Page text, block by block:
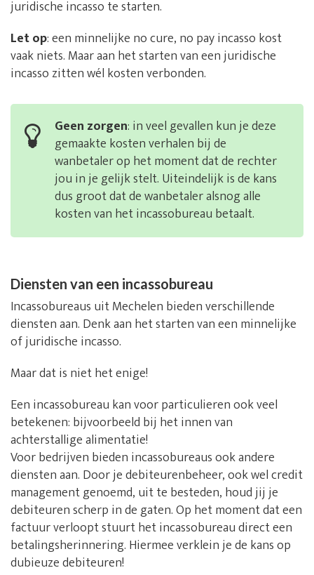
juridische incasso te starten.
Let op: een minnelijke no cure, no pay incasso kost
vaak niets. Maar aan het starten van een juridische
incasso zitten wél kosten verbonden.
Geen zorgen: in veel gevallen kun je deze
gemaakte kosten verhalen bij de
wanbetaler op het moment dat de rechter
jou in je gelijk stelt. Uiteindelijk is de kans
dus groot dat de wanbetaler alsnog alle
kosten van het incassobureau betaalt.
Diensten van een incassobureau
Incassobureaus uit Mechelen bieden verschillende
diensten aan. Denk aan het starten van een minnelijke
of juridische incasso.
Maar dat is niet het enige!
Een incassobureau kan voor particulieren ook veel
betekenen: bijvoorbeeld bij het innen van
achterstallige alimentatie!
Voor bedrijven bieden incassobureaus ook andere
diensten aan. Door je debiteurenbeheer, ook wel credit
management genoemd, uit te besteden, houd jij je
debiteuren scherp in de gaten. Op het moment dat een
factuur verloopt stuurt het incassobureau direct een
betalingsherinnering. Hiermee verklein je de kans op
dubieuze debiteuren!